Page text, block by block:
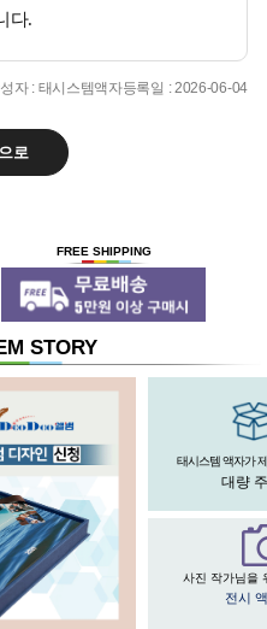
다.
자 : 태시스템액자등록일 : 2026-06-04
로
FREE SHIPPING
STORY
태시스템 액자가
대량
사진 작가님을
전시